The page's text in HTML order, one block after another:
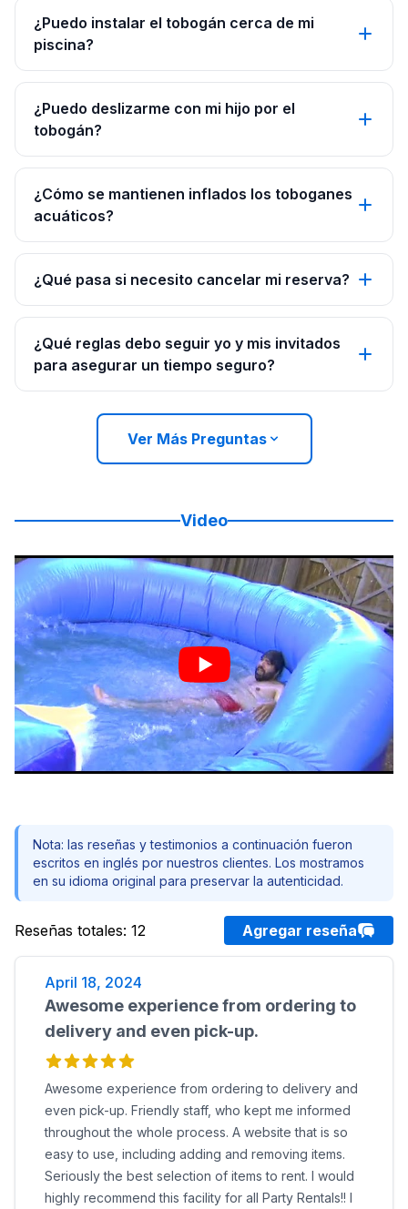
¿Puedo instalar el tobogán cerca de mi
piscina?
¿Puedo deslizarme con mi hijo por el
tobogán?
¿Cómo se mantienen inflados los toboganes
acuáticos?
¿Qué pasa si necesito cancelar mi reserva?
¿Qué reglas debo seguir yo y mis invitados
para asegurar un tiempo seguro?
Ver Más Preguntas
Video
Nota: las reseñas y testimonios a continuación fueron
escritos en inglés por nuestros clientes. Los mostramos
en su idioma original para preservar la autenticidad.
Reseñas totales: 12 Agregar reseña
April 18, 2024
Awesome experience from ordering to
delivery and even pick-up.
Awesome experience from ordering to delivery and
even pick-up. Friendly staff, who kept me informed
throughout the whole process. A website that is so
easy to use, including adding and removing items.
Seriously the best selection of items to rent. I would
highly recommend this facility for all Party Rentals!! I